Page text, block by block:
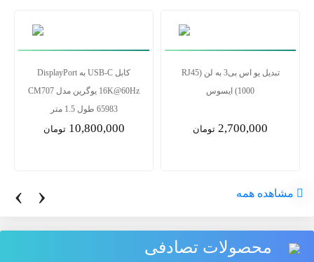
کابل USB-C به DisplayPort
16K@60Hz یوگرین مدل CM707
65983 طول 1.5 متر
10,800,000 تومان
تبدیل یو اس بی3 به لن RJ45)
1000) ایسوس
2,700,000 تومان
‹ › مشاهده همه
محصولات تصادفی